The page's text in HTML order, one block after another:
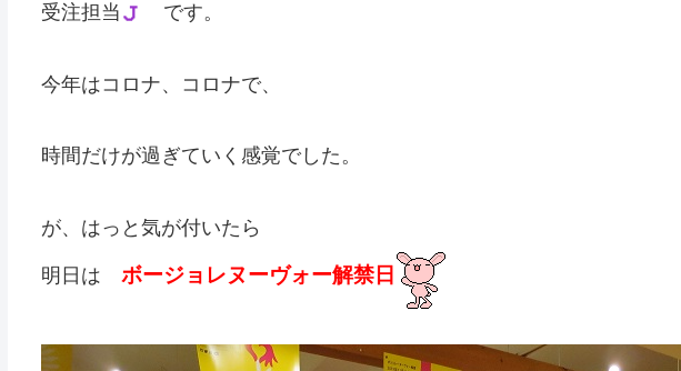
受注担当
です。
今年はコロナ、コロナで、
時間だけが過ぎていく感覚でした。
が、はっと気が付いたら
明日は ボージョレヌーヴォー解禁日